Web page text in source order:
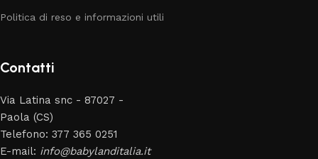
Politica di reso e informazioni utili
Contatti
Via Latina snc - 87027 -
Paola (CS)
Telefono: 377 365 0251
E-mail: info@babylanditalia.it